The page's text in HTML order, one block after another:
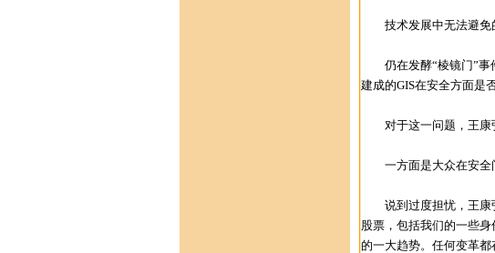
技术发展中无法避免
仍在发酵“棱镜门”事
建成的GIS在安全方面是
对于这一问题，王康
一方面是大众在安全问
说到过度担忧，王康弘
股票，包括我们的一些
的一大趋势。任何变革